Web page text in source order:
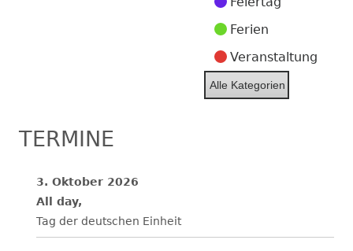
Ferien
Veranstaltung
Alle Kategorien
TERMINE
3. Oktober 2026
All day,
Tag der deutschen Einheit